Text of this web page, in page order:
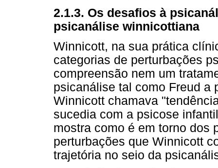
2.1.3. Os desafios à
psicanálise winnicottiana
Winnicott, na sua prática
categorias de perturbações
compreensão nem um
psicanálise tal como Freud a
Winnicott chamava
sucedia com a psicose
mostra como é em torno dos
perturbações que Winnicott
trajetória no seio da